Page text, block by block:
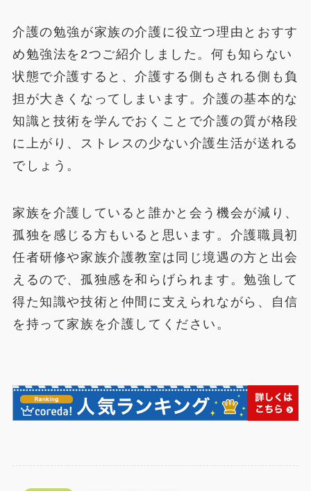
介護の勉強が家族の介護に役立つ理由とおすす
め勉強法を2つご紹介しました。何も知らない
状態で介護すると、介護する側もされる側も負
担が大きくなってしまいます。介護の基本的な
知識と技術を学んでおくことで介護の質が格段
に上がり、ストレスの少ない介護生活が送れる
でしょう。
家族を介護していると誰かと会う機会が減り、
孤独を感じる方もいると思います。介護職員初
任者研修や家族介護教室は同じ境遇の方と出会
えるので、孤独感を和らげられます。勉強して
得た知識や技術と仲間に支えられながら、自信
を持って家族を介護してください。